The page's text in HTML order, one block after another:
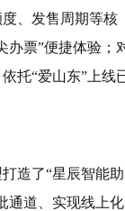
、发售周期等核
办票”便捷体验；
托“爱山东”上线
造了“星辰智能助
通道、实现线上化